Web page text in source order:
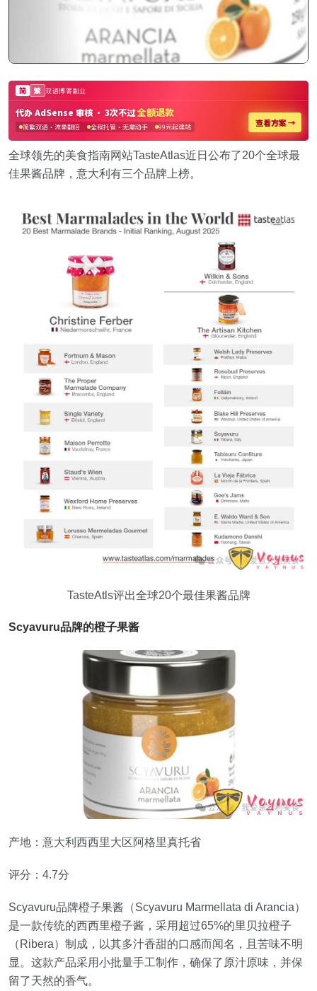
全球领先的美食指南网站TasteAtlas近日公布了20个全球最
佳果酱品牌，意大利有三个品牌上榜。
TasteAtls评出全球20个最佳果酱品牌
Scyavuru品牌的橙子果酱
产地：意大利西西里大区阿格里真托省
评分：4.7分
Scyavuru品牌橙子果酱（Scyavuru Marmellata di Arancia）
是一款传统的西西里橙子酱，采用超过65%的里贝拉橙子
（Ribera）制成，以其多汁香甜的口感而闻名，且苦味不明
显。这款产品采用小批量手工制作，确保了原汁原味，并保
留了天然的香气。